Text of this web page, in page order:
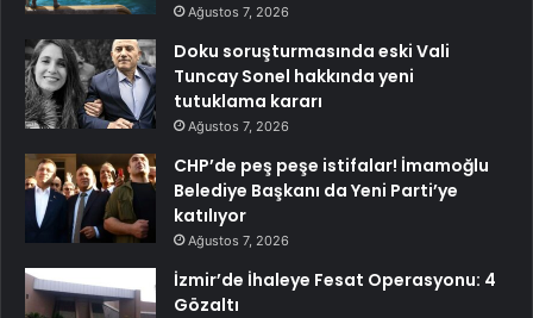
Ağustos 7, 2026
Doku soruşturmasında eski Vali
Tuncay Sonel hakkında yeni
tutuklama kararı
Ağustos 7, 2026
CHP’de peş peşe istifalar! İmamoğlu
Belediye Başkanı da Yeni Parti’ye
katılıyor
Ağustos 7, 2026
İzmir’de İhaleye Fesat Operasyonu: 4
Gözaltı